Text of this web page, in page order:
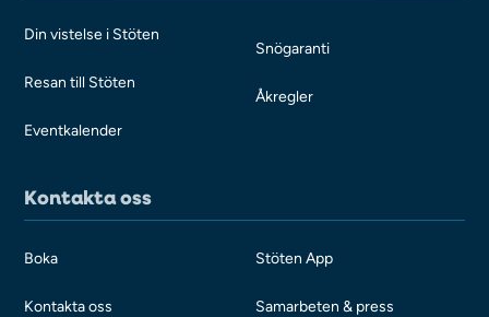
Din vistelse i Stöten
Resan till Stöten
Eventkalender
Snögaranti
Åkregler
Kontakta oss
Boka
Kontakta oss
Stöten App
Samarbeten & press